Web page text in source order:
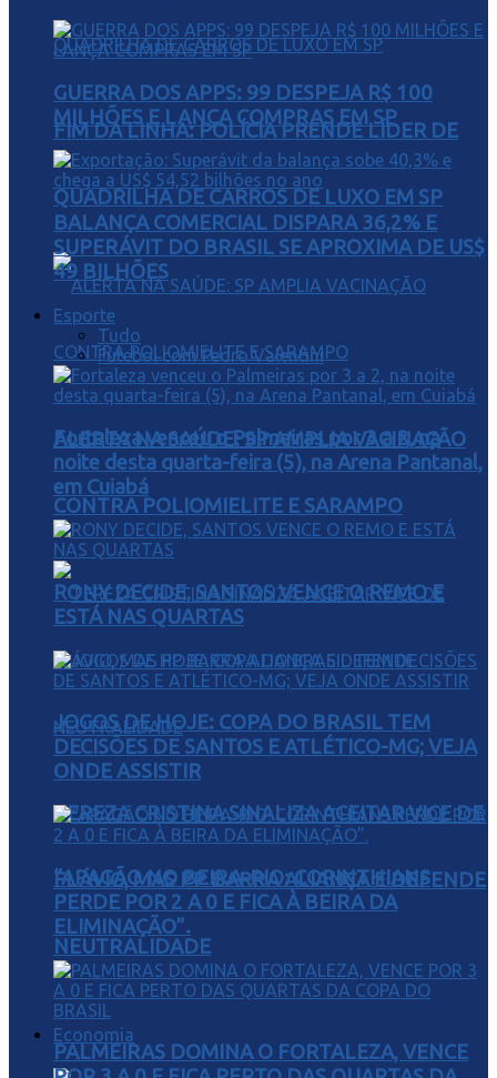
FIM DA LINHA: POLÍCIA PRENDE LÍDER DE
QUADRILHA DE CARROS DE LUXO EM SP
ALERTA NA SAÚDE: SP AMPLIA VACINAÇÃO
CONTRA POLIOMIELITE E SARAMPO
TEREZA CRISTINA SINALIZA ACEITAR VICE DE
FLÁVIO, MAS PP BARRA ALIANÇA E DEFENDE
NEUTRALIDADE
Economia
GUERRA DOS APPS: 99 DESPEJA R$ 100
MILHÕES E LANÇA COMPRAS EM SP
BALANÇA COMERCIAL DISPARA 36,2% E
SUPERÁVIT DO BRASIL SE APROXIMA DE US$
49 BILHÕES
Esporte
Tudo
Futebol com Pedro Valentini
Fortaleza venceu o Palmeiras por 3 a 2, na
noite desta quarta-feira (5), na Arena Pantanal,
em Cuiabá
RONY DECIDE, SANTOS VENCE O REMO E
ESTÁ NAS QUARTAS
JOGOS DE HOJE: COPA DO BRASIL TEM
DECISÕES DE SANTOS E ATLÉTICO-MG; VEJA
ONDE ASSISTIR
“APAGÃO NO BEIRA-RIO: CORINTHIANS
PERDE POR 2 A 0 E FICA À BEIRA DA
ELIMINAÇÃO”.
PALMEIRAS DOMINA O FORTALEZA, VENCE